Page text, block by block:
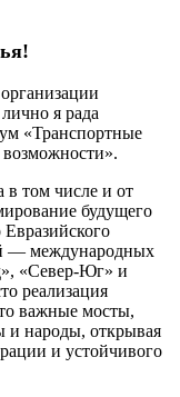
я рада
«Транспортные
в том числе и от
будущего
Евразийского
— международных
«Север-Юг» и
реализация
важные мосты,
и народы, открывая
и устойчивого